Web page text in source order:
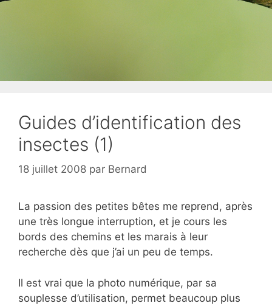
Guides d’identification des
insectes (1)
18 juillet 2008 par Bernard
La passion des petites bêtes me reprend, après
une très longue interruption, et je cours les
bords des chemins et les marais à leur
recherche dès que j’ai un peu de temps.
Il est vrai que la photo numérique, par sa
souplesse d’utilisation, permet beaucoup plus